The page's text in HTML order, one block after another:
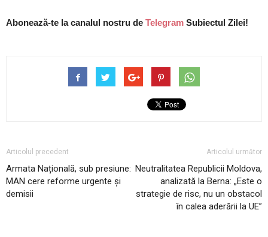
Abonează-te la canalul nostru de Telegram Subiectul Zilei!
Articolul precedent
Armata Națională, sub presiune:
MAN cere reforme urgente și
demisii
Articolul următor
Neutralitatea Republicii Moldova,
analizată la Berna: „Este o
strategie de risc, nu un obstacol
în calea aderării la UE”